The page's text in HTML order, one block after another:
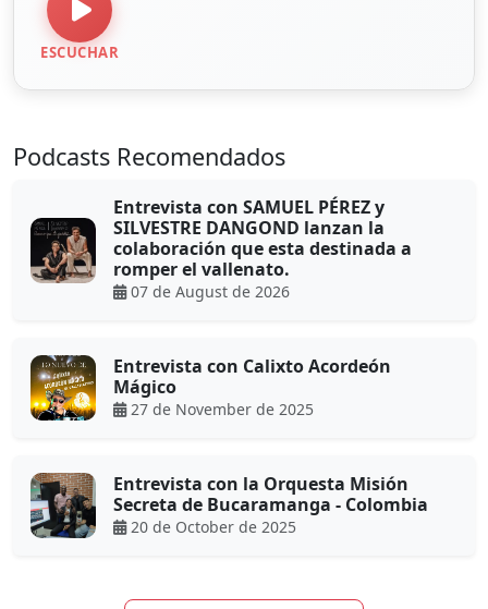
ESCUCHAR
Podcasts Recomendados
Entrevista con SAMUEL PÉREZ y
SILVESTRE DANGOND lanzan la
colaboración que esta destinada a
romper el vallenato.
07 de August de 2026
Entrevista con Calixto Acordeón
Mágico
27 de November de 2025
Entrevista con la Orquesta Misión
Secreta de Bucaramanga - Colombia
20 de October de 2025